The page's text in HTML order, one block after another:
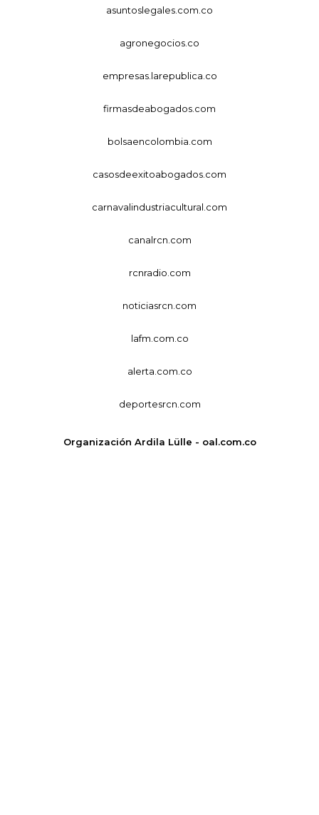
asuntoslegales.com.co
agronegocios.co
empresas.larepublica.co
firmasdeabogados.com
bolsaencolombia.com
casosdeexitoabogados.com
carnavalindustriacultural.com
canalrcn.com
rcnradio.com
noticiasrcn.com
lafm.com.co
alerta.com.co
deportesrcn.com
Organización Ardila Lülle - oal.com.co